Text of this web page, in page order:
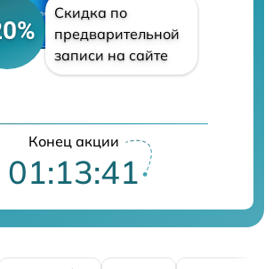
Скидка по
предварительной
записи на сайте
Конец акции
01:13:40